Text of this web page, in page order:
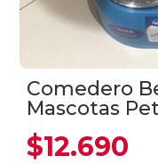
Comedero
Mascotas
$12.690